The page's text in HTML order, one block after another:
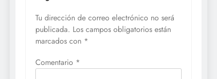
Tu dirección de correo electrónico no será
publicada. Los campos obligatorios están
marcados con *
Comentario *